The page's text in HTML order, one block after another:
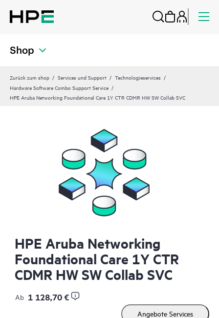
Shop
Zurück zum shop Services und Support
Technologieservices
Hardware Software Combo Support Service
HPE Aruba Networking Foundational Care 1Y CTR CDMR HW SW Collab SVC
HPE Aruba Networking
Foundational Care 1Y CTR
CDMR HW SW Collab SVC
Ab 1 128,70 €
Angebote Services